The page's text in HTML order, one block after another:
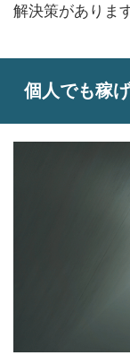
解決策がありま
個人でも稼